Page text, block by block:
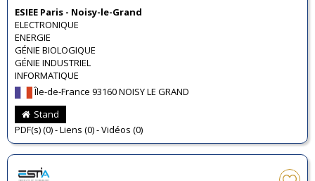
ESIEE Paris - Noisy-le-Grand
ELECTRONIQUE
ENERGIE
GÉNIE BIOLOGIQUE
GÉNIE INDUSTRIEL
INFORMATIQUE
Île-de-France 93160 NOISY LE GRAND
Stand
PDF(s) (0) - Liens (0) - Vidéos (0)